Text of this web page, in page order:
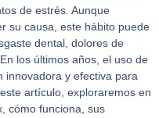
de estrés. Aunque
su causa, este hábito puede
dental, dolores de
los últimos años, el uso de
innovadora y efectiva para
artículo, exploraremos en
cómo funciona, sus